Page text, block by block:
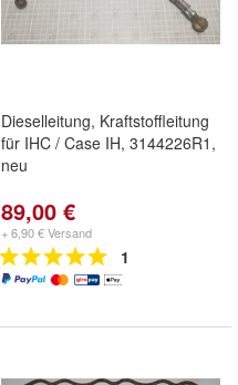
Dieselleitung, Kraftstoffleitung
für IHC / Case IH, 3144226R1,
neu
89,00 €
+ 6,90 € Versand
1